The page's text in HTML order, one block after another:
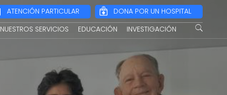
ATENCIÓN PARTICULAR
DONA POR UN HOSPITAL
NUESTROS SERVICIOS EDUCACIÓN INVESTIGACIÓN